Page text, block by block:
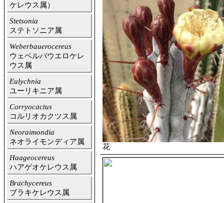
ケレウス属）
Stetsonia
ステトソニア属
Weberbauerocereus
ウェベルバウエロケレ
ウス属
Eulychnia
ユーリキニア属
Corryocactus
コルリオカクツス属
Neoraimondia
ネオライモンディア属
Haageocereus
ハアゲオケレウス属
Brachycereus
ブラキケレウス属
花